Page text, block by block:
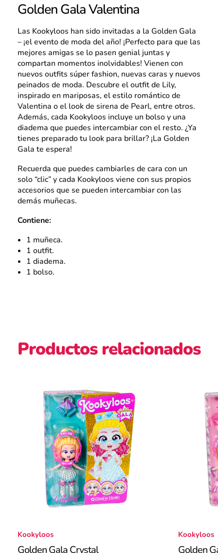
España
Search
Golden Gala Valentina
Las Kookyloos han sido invitadas a la Golden Gala
– ¡el evento de moda del año! ¡Perfecto para que las
mejores amigas se lo pasen genial juntas y
compartan momentos inolvidables! Vienen con
nuevos outfits súper fashion, nuevas caras y nuevos
peinados de moda. Descubre el outfit de Lily,
inspirado en mariposas, el estilo romántico de
Valentina o el look de sirena de Pearl, entre otros.
Además, cada Kookyloos incluye un bolso y una
diadema que puedes intercambiar con el resto. ¿Ya
tienes preparado tu look para brillar? ¡La Golden
Gala te espera!
Recuerda que puedes cambiarles de cara con un
solo “clic” y cada Kookyloos viene con sus propios
accesorios que se pueden intercambiar con las
demás muñecas.
Contiene:
1 muñeca.
1 outfit.
1 diadema.
1 bolso.
Productos relacionados
Kookyloos
Golden Gala Crystal
Kookyloos
Golden